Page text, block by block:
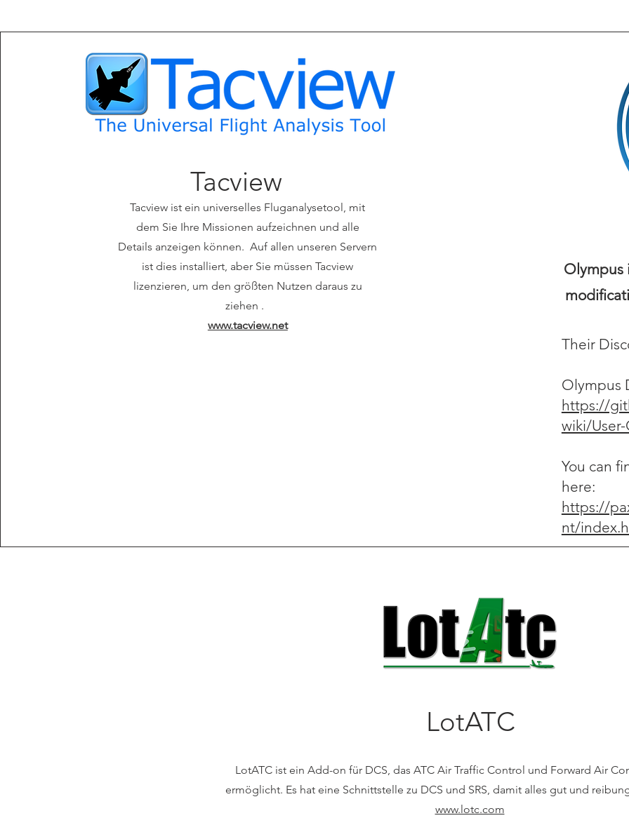
Tacview
Tacview ist ein universelles Fluganalysetool, mit
dem Sie Ihre Missionen aufzeichnen und alle
Details anzeigen können. Auf allen unseren Servern
ist dies installiert, aber Sie müssen Tacview
lizenzieren, um den größten Nutzen daraus zu
ziehen .
www.tacview.net
Olympus
Their
Olympus
https://
wiki/
You can
here:
https://
nt/
LotATC
LotATC ist ein Add-on für DCS, das ATC Air Traffic Control und Forward Air
ermöglicht. Es hat eine Schnittstelle zu DCS und SRS, damit alles gut und
www.lotc.com